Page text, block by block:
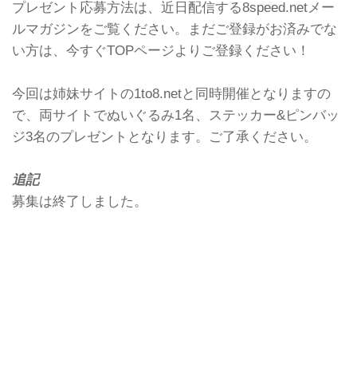
プレゼント応募方法は、近日配信する8speed.netメー
ルマガジンをご覧ください。まだご登録がお済みでな
い方は、今すぐTOPページよりご登録ください！
今回は姉妹サイトの1to8.netと同時開催となりますの
で、両サイトでぬいぐるみ1名、ステッカー&ピンバッ
ジ3名のプレゼントとなります。ご了承ください。
追記
募集は終了しました。